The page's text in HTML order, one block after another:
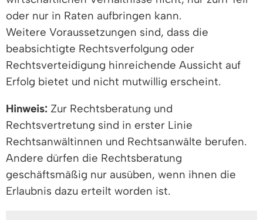
oder nur in Raten aufbringen kann.
Weitere Voraussetzungen sind, dass die
beabsichtigte Rechtsverfolgung oder
Rechtsverteidigung hinreichende Aussicht auf
Erfolg bietet und nicht mutwillig erscheint.
Hinweis: Zur Rechtsberatung und
Rechtsvertretung sind in erster Linie
Rechtsanwältinnen und Rechtsanwälte berufen.
Andere dürfen die Rechtsberatung
geschäftsmäßig nur ausüben, wenn ihnen die
Erlaubnis dazu erteilt worden ist.